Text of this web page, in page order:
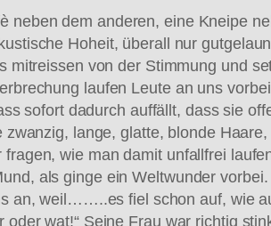
neben dem anderen, eine Kneipe
Hoheit, überall nur
mitreissen von der Stimmung und
laufen Leute an uns
sofort dadurch auffällt, dass sie
lange, glatte, blonde
wie man damit unfallfrei
als ginge ein Weltwunder
an, weil……..es fiel schon auf, wie
wat!“ Seine Frau war richtig